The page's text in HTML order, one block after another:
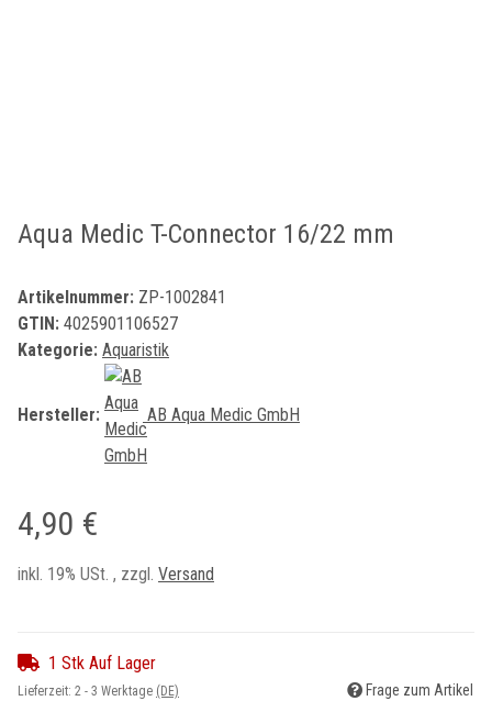
Aqua Medic T-Connector 16/22 mm
Artikelnummer: ZP-1002841
GTIN: 4025901106527
Kategorie: Aquaristik
Hersteller: AB Aqua Medic GmbH
4,90 €
inkl. 19% USt. , zzgl. Versand
1 Stk Auf Lager
Lieferzeit: 2 - 3 Werktage (DE) Frage zum Artikel